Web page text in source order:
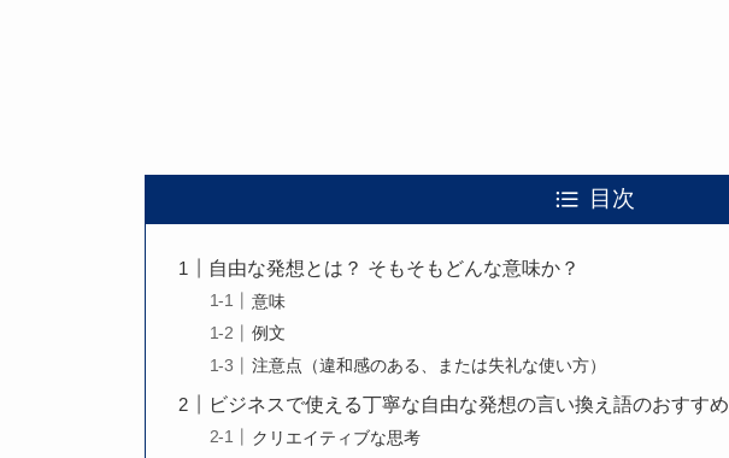
目次
自由な発想とは？ そもそもどんな意味か？
意味
例文
注意点（違和感のある、または失礼な使い方）
ビジネスで使える丁寧な自由な発想の言い換え語のおすすめ
クリエイティブな思考